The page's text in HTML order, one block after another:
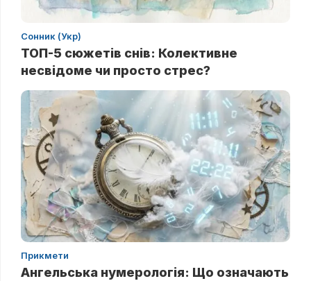
Сонник (Укр)
ТОП-5 сюжетів снів: Колективне
несвідоме чи просто стрес?
Прикмети
Ангельська нумерологія: Що означають